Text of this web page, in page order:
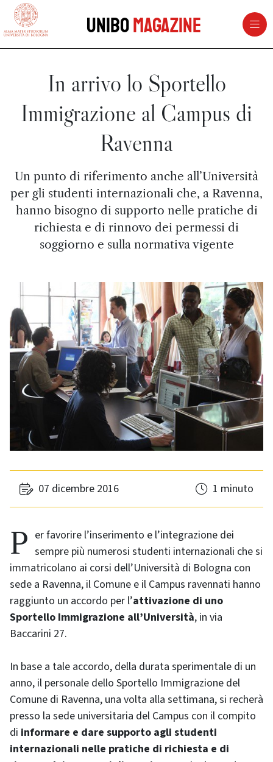
vai al contenuto della pagina
UniboMagazine
In arrivo lo Sportello
Immigrazione al Campus di
Ravenna
Un punto di riferimento anche all’Università
per gli studenti internazionali che, a Ravenna,
hanno bisogno di supporto nelle pratiche di
richiesta e di rinnovo dei permessi di
soggiorno e sulla normativa vigente
07 dicembre 2016 1 minuto
Per favorire l’inserimento e l’integrazione dei sempre più numerosi studenti internazionali che si
immatricolano ai corsi dell’Università di Bologna con
sede a Ravenna, il Comune e il Campus ravennati hanno
raggiunto un accordo per l’attivazione di uno
Sportello Immigrazione all’Università, in via
Baccarini 27.
In base a tale accordo, della durata sperimentale di un
anno, il personale dello Sportello Immigrazione del
Comune di Ravenna, una volta alla settimana, si recherà
presso la sede universitaria del Campus con il compito
di informare e dare supporto agli studenti
internazionali nelle pratiche di richiesta e di